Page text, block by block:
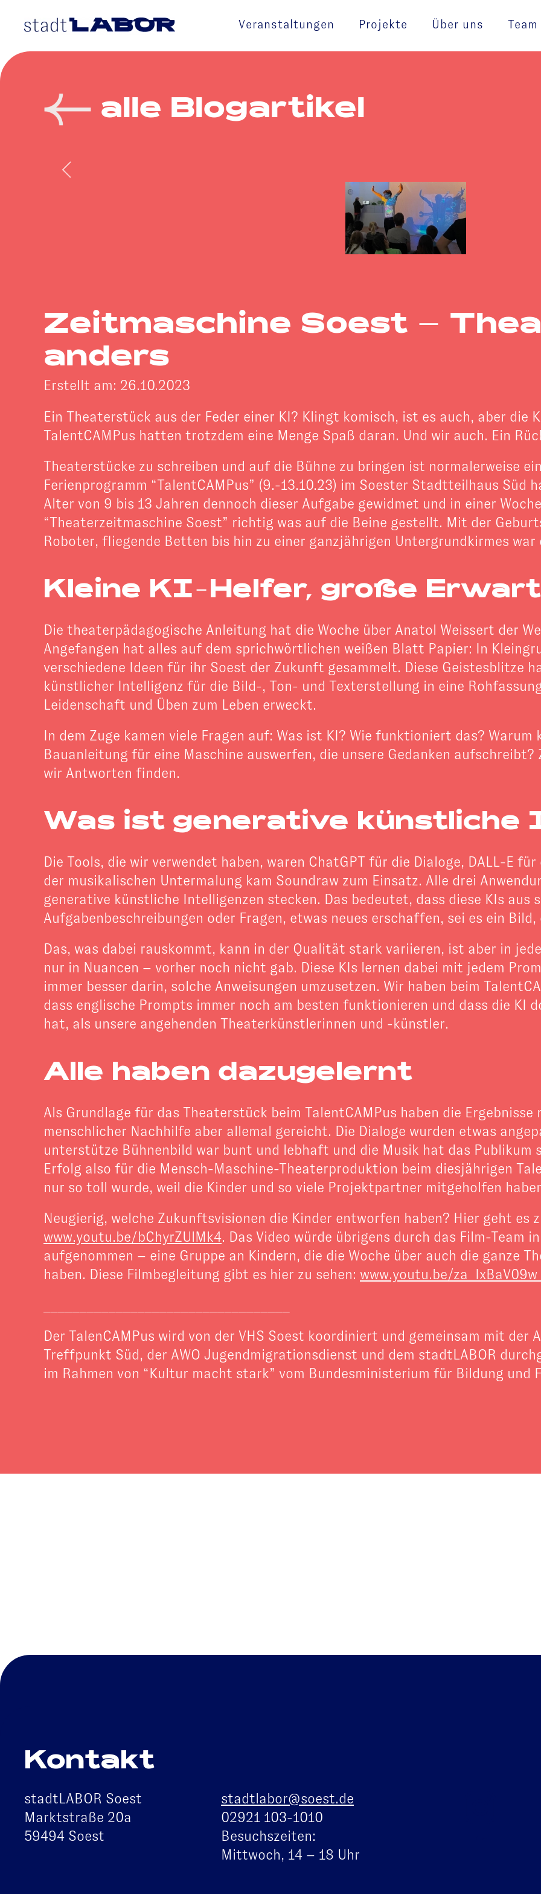
Skip to main content Veranstaltungen Projekte Über uns Team
alle Blogartikel
Zeitmaschine Soest –
anders
Erstellt am: 26.10.2023
Ein Theaterstück aus der Feder einer KI? Klingt komisch, ist es auch, aber die
TalentCAMPus hatten trotzdem eine Menge Spaß daran. Und wir auch. Ein
Theaterstücke zu schreiben und auf die Bühne zu bringen ist normalerweise
Ferienprogramm “TalentCAMPus” (9.-13.10.23) im Soester Stadtteilhaus Süd
Alter von 9 bis 13 Jahren dennoch dieser Aufgabe gewidmet und in einer
“Theaterzeitmaschine Soest” richtig was auf die Beine gestellt. Mit der
Roboter, fliegende Betten bis hin zu einer ganzjährigen Untergrundkirmes
Kleine KI-Helfer, große
Die theaterpädagogische Anleitung hat die Woche über Anatol Weissert der
Angefangen hat alles auf dem sprichwörtlichen weißen Blatt Papier: In
verschiedene Ideen für ihr Soest der Zukunft gesammelt. Diese Geistesblitze
künstlicher Intelligenz für die Bild-, Ton- und Texterstellung in eine
Leidenschaft und Üben zum Leben erweckt.
In dem Zuge kamen viele Fragen auf: Was ist KI? Wie funktioniert das?
Bauanleitung für eine Maschine auswerfen, die unsere Gedanken
wir Antworten finden.
Was ist generative künstliche
Die Tools, die wir verwendet haben, waren ChatGPT für die Dialoge, DALL-E für
der musikalischen Untermalung kam Soundraw zum Einsatz. Alle drei
generative künstliche Intelligenzen stecken. Das bedeutet, dass diese KIs aus
Aufgabenbeschreibungen oder Fragen, etwas neues erschaffen, sei es ein
Das, was dabei rauskommt, kann in der Qualität stark variieren, ist aber in
nur in Nuancen – vorher noch nicht gab. Diese KIs lernen dabei mit jedem
immer besser darin, solche Anweisungen umzusetzen. Wir haben beim
dass englische Prompts immer noch am besten funktionieren und dass die KI
hat, als unsere angehenden Theaterkünstlerinnen und -künstler.
Alle haben dazugelernt
Als Grundlage für das Theaterstück beim TalentCAMPus haben die
menschlicher Nachhilfe aber allemal gereicht. Die Dialoge wurden etwas
unterstütze Bühnenbild war bunt und lebhaft und die Musik hat das Publikum
Erfolg also für die Mensch-Maschine-Theaterproduktion beim diesjährigen
nur so toll wurde, weil die Kinder und so viele Projektpartner mitgeholfen
Neugierig, welche Zukunftsvisionen die Kinder entworfen haben? Hier geht es
www.youtu.be/bChyrZUlMk4. Das Video würde übrigens durch das Film-Team
aufgenommen – eine Gruppe an Kindern, die die Woche über auch die ganze
haben. Diese Filmbegleitung gibt es hier zu sehen: www.youtu.be/za_IxBaV09w
Der TalenCAMPus wird von der VHS Soest koordiniert und gemeinsam mit der
Treffpunkt Süd, der AWO Jugendmigrationsdienst und dem stadtLABOR
im Rahmen von “Kultur macht stark” vom Bundesministerium für Bildung und
Kontakt
stadtLABOR Soest
Marktstraße 20a
59494 Soest
stadtlabor@soest.de
02921 103-1010
Besuchszeiten:
Mittwoch, 14 – 18 Uhr